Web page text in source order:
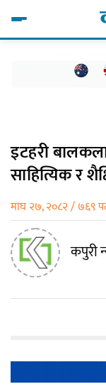
इटहरी
साहित्यिक र
माघ २७, २०८२ / ७६९
कपुरी